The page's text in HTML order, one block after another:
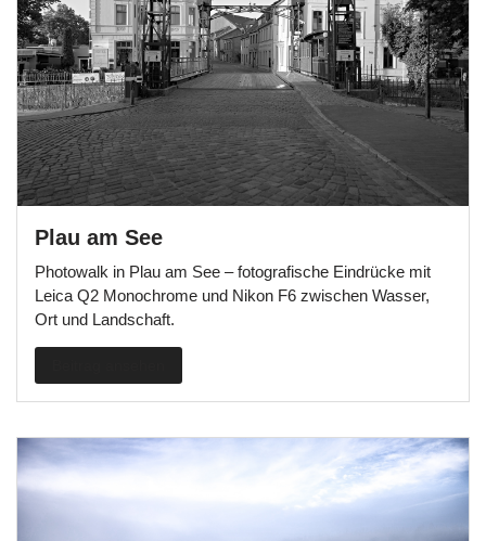
Plau am See
Photowalk in Plau am See – fotografische Eindrücke mit
Leica Q2 Monochrome und Nikon F6 zwischen Wasser,
Ort und Landschaft.